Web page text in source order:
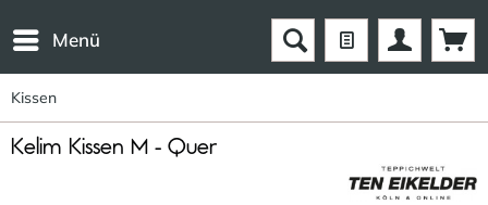
Menü
Kissen
Kelim Kissen M - Quer